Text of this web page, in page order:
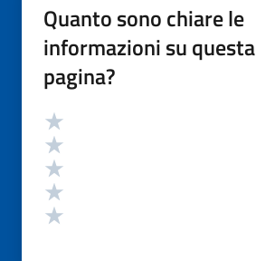
Quanto sono chiare le
informazioni su questa
pagina?
Valutazione